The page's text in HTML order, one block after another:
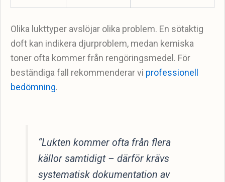
Olika lukttyper avslöjar olika problem. En sötaktig
doft kan indikera djurproblem, medan kemiska
toner ofta kommer från rengöringsmedel. För
beständiga fall rekommenderar vi professionell
bedömning.
“Lukten kommer ofta från flera
källor samtidigt – därför krävs
systematisk dokumentation av